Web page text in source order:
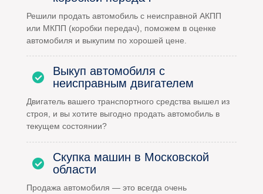
Решили продать автомобиль с неисправной АКПП
или МКПП (коробки передач), поможем в оценке
автомобиля и выкупим по хорошей цене.
Выкуп автомобиля с
неисправным двигателем
Двигатель вашего транспортного средства вышел из
строя, и вы хотите выгодно продать автомобиль в
текущем состоянии?
Скупка машин в Московской
области
Продажа автомобиля — это всегда очень